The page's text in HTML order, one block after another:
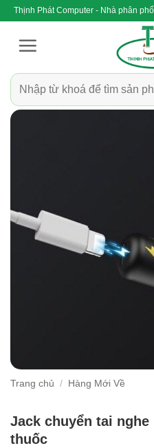
qua
Thịnh Phát Computer - Nhà phân
Tìm
kiếm:
Trang chủ / Hàng Mới Về
Jack chuyển tai
thuốc